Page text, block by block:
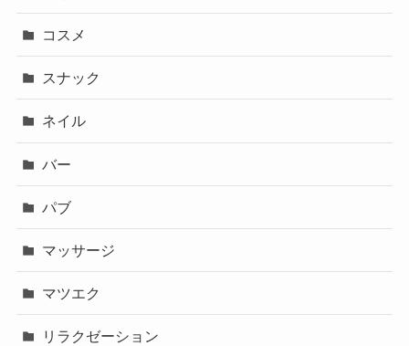
コスメ
スナック
ネイル
バー
パブ
マッサージ
マツエク
リラクゼーション